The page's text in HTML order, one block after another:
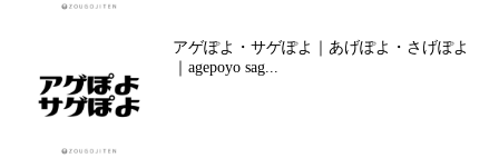
アゲぽよ・サゲぽよ｜あげぽよ・さげぽよ
｜agepoyo sag...